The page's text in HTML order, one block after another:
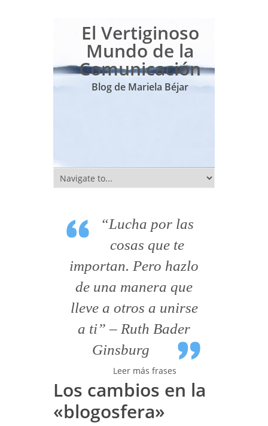
El Vertiginoso
Mundo de la
Comunicación
Blog de Mariela Béjar
“Lucha por las
cosas que te
importan. Pero hazlo
de una manera que
lleve a otros a unirse
a ti” – Ruth Bader
Ginsburg
Leer más frases
Los cambios en la
«blogosfera»